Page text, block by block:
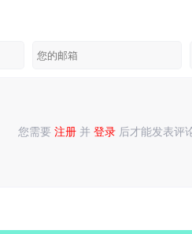
色版|巨
+全
您需要 注册 并 登录 后才能发表评
请登录或 注册后再发表评论！